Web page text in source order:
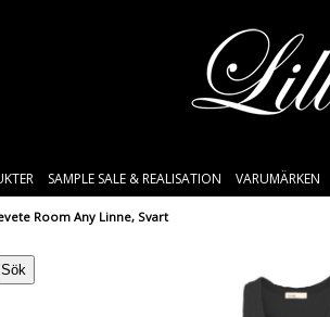
SAMPLE SALE & REALISATION VARUMÄRKEN
Room Any Linne, Svart
Sök